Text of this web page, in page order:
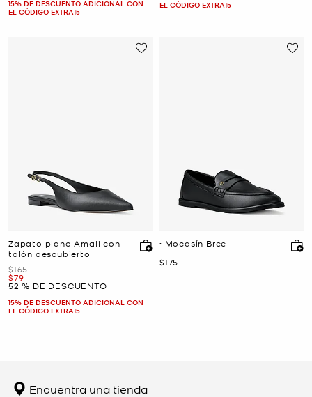
15% DE DESCUENTO ADICIONAL CON
EL CÓDIGO EXTRA15
EL CÓDIGO EXTRA15
Zapato plano Amali con
talón descubierto
Era
$165
Ahora
$79
52 % DE DESCUENTO
15% DE DESCUENTO ADICIONAL CON
EL CÓDIGO EXTRA15
• Mocasín Bree
Ahora
$175
Encuentra una tienda